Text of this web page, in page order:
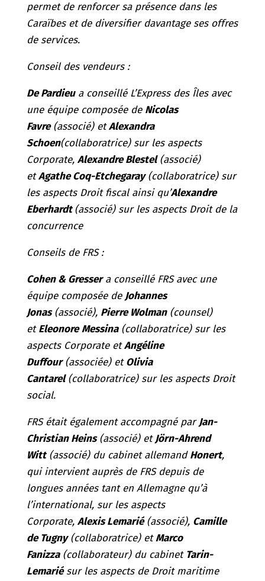
permet de renforcer sa présence dans les
Caraïbes et de diversifier davantage ses offres
de services.
Conseil des vendeurs :
De Pardieua conseillé L’Express des Îles avec
une équipe composée de Nicolas
Favre(associé) etAlexandra
Schoen(collaboratrice) sur les aspects
Corporate, Alexandre Blestel(associé)
etAgathe Coq-Etchegaray(collaboratrice) sur
les aspects Droit fiscal ainsi qu’Alexandre
Eberhardt(associé) sur les aspects Droit de la
concurrence
Conseils de FRS :
Cohen & Gressera conseillé FRS avec une
équipe composée de Johannes
Jonas(associé), Pierre Wolman(counsel)
etEleonore Messina(collaboratrice) sur les
aspects Corporate etAngéline
Duffour(associée) etOlivia
Cantarel(collaboratrice) sur les aspects Droit
social.
FRS était également accompagné parJan-
Christian Heins(associé) etJörn-Ahrend
Witt(associé) du cabinet allemandHonert,
qui intervient auprès de FRS depuis de
longues années tant en Allemagne qu’à
l’international, sur les aspects
Corporate, Alexis Lemarié(associé), Camille
de Tugny(collaboratrice) etMarco
Fanizza(collaborateur) du cabinet Tarin-
Lemariésur les aspects de Droit maritime